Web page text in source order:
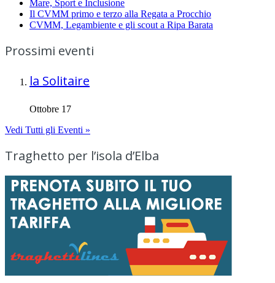
Mare, Sport e Inclusione
Il CVMM primo e terzo alla Regata a Procchio
CVMM, Legambiente e gli scout a Ripa Barata
Prossimi eventi
la Solitaire
Ottobre 17
Vedi Tutti gli Eventi »
Traghetto per l’isola d’Elba